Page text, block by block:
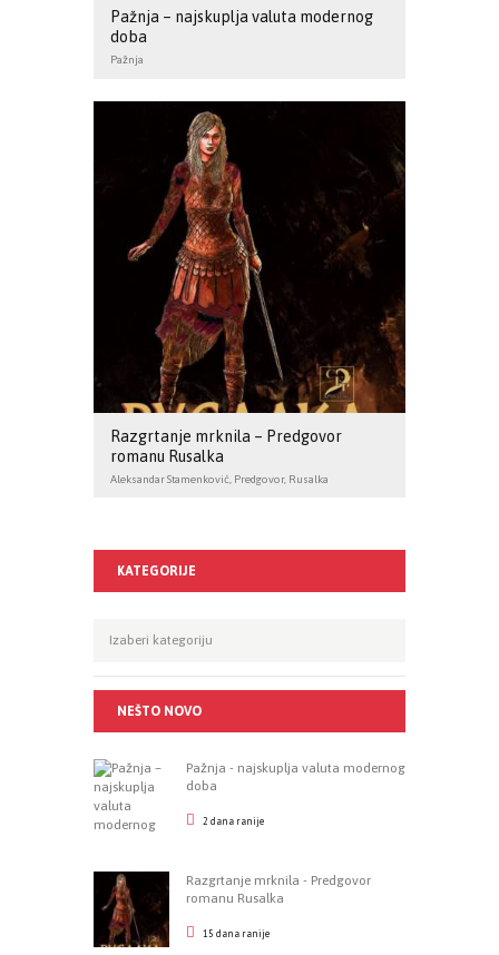
Pažnja – najskuplja valuta modernog
doba
Pažnja
Razgrtanje mrknila – Predgovor
romanu Rusalka
Aleksandar Stamenković, Predgovor, Rusalka
KATEGORIJE
NEŠTO NOVO
Pažnja - najskuplja valuta modernog
doba
2 dana ranije
Razgrtanje mrknila - Predgovor
romanu Rusalka
15 dana ranije